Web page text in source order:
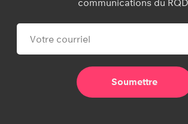
communications du